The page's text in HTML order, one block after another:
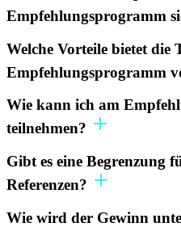
Empfehlungsprogramm
Welche Vorteile bietet die
Empfehlungsprogramm
Wie kann ich am
teilnehmen?
Gibt es eine Begrenzung
Referenzen?
Wie wird der Gewinn